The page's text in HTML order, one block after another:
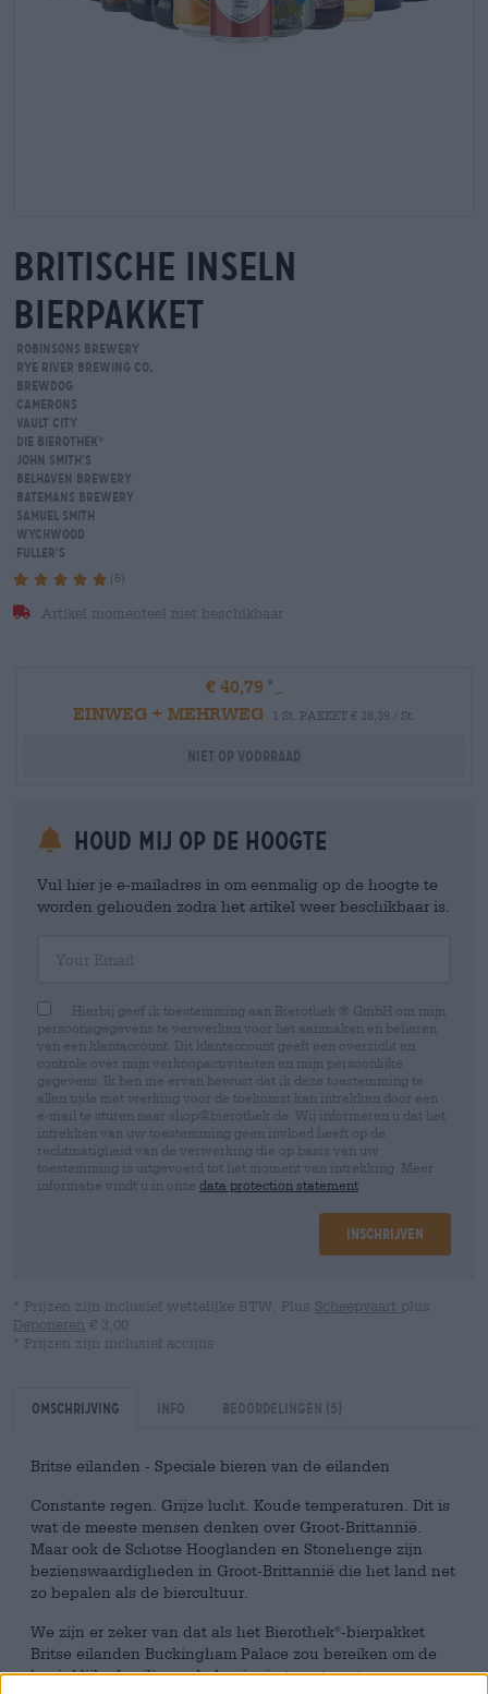
britische inseln
Bierpakket
Robinsons Brewery
Rye River Brewing Co.
BrewDog
Camerons
Vault City
Die Bierothek
John Smith‘s
Belhaven Brewery
Batemans Brewery
Samuel Smith
Wychwood
Fuller‘s
(5)
Artikel momenteel niet beschikbaar
€ 40,79
EINWEG + MEHRWEG
1 St. PAKKET € 38,39 / St.
Niet op voorraad
Houd mij op de hoogte
Vul hier je e-mailadres in om eenmalig op de hoogte te
worden gehouden zodra het artikel weer beschikbaar is.
Hierbij geef ik toestemming aan Bierothek ® GmbH om mijn
persoonsgegevens te verwerken voor het aanmaken en beheren
van een klantaccount. Dit klantaccount geeft een overzicht en
controle over mijn verkoopactiviteiten en mijn persoonlijke
gegevens. Ik ben me ervan bewust dat ik deze toestemming te
allen tijde met werking voor de toekomst kan intrekken door een
e-mail te sturen naar shop@bierothek.de. Wij informeren u dat het
intrekken van uw toestemming geen invloed heeft op de
rechtmatigheid van de verwerking die op basis van uw
toestemming is uitgevoerd tot het moment van intrekking. Meer
informatie vindt u in onze data protection statement
Inschrijven
* Prijzen zijn inclusief wettelijke BTW. Plus Scheepvaart plus
Deponeren € 3,00
* Prijzen zijn inclusief accijns
Omschrijving Info Beoordelingen (5)
Britse eilanden - Speciale bieren van de eilanden
Constante regen. Grijze lucht. Koude temperaturen. Dit is
wat de meeste mensen denken over Groot-Brittannië.
Maar ook de Schotse Hooglanden en Stonehenge zijn
bezienswaardigheden in Groot-Brittannië die het land net
zo bepalen als de biercultuur.
We zijn er zeker van dat als het Bierothek® -bierpakket
Britse eilanden Buckingham Palace zou bereiken om de
koninklijke familie en de koningin te ontmoeten, ze